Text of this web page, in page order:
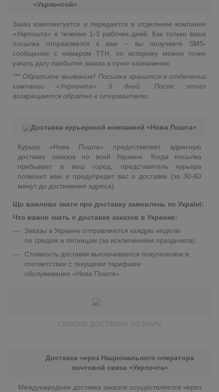
«Укрпочтой»
Заказ комплектуется и передается в отделение компании
«Укрпошта» в течение 1-3 рабочих дней. Как только ваша
посылка отправляется к вам – вы получаете SMS-
сообщение с номером ТТН, по которому можно точно
узнать дату прибытия заказа в пункт назначения.
*** Обратите внимание! Посылка хранится в отделении
компании «Укрпочта» 5 дней. После этого
возвращается обратно к отправителю.
Доставка курьерской компанией «Нова Пошта»
Курьер «Нова Пошта» предоставляет вдресную
доставку заказов по всей Украине. Когда посылка
прибывает в ваш город, представитель курьера
позвонит вам и предупредит вас о доставке (за 30-60
минут до достижения адреса).
Що важливо знати про доставку замовлень по Україні:
Что важно знать о доставке заказов в Украине:
Заказы в Украине отправляются каждую неделю
по средам и пятницам (за исключением праздников).
Стоимость доставки выплачивается покупателем в
соответствии с текущими тарифами
обслуживания «Нова Пошта».
СПОСОБ ДОСТАВКИ ПО МИРУ
Доставка через Национального оператора
почтовой связи «Укрпочта»
Международная доставка заказов осуществляется через